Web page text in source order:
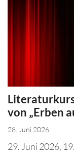
von „Erben
28. Juni 2026
29. Juni 2026,